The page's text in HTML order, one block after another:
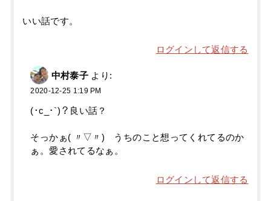
いい話です。
ログインして返信する
中村泰子 より:
2020-12-25 1:19 PM
(･c_･`)？良い話？
そっかぁ( 〃▽〃) うちのこと想ってくれてるのか
ぁ。愛されてるなぁ。
ログインして返信する